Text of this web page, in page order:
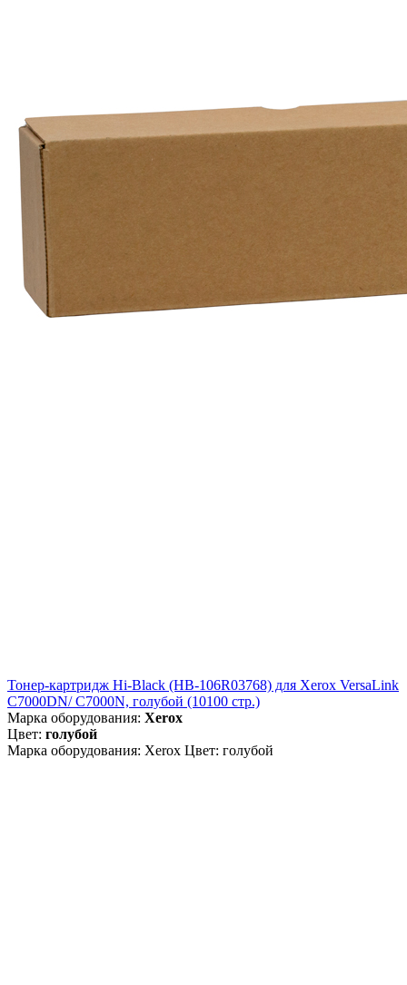
Тонер-картридж Hi-Black (HB-106R03768) для Xerox VersaLink
C7000DN/ C7000N, голубой (10100 стр.)
Марка оборудования: Xerox
Цвет: голубой
Марка оборудования: Xerox Цвет: голубой